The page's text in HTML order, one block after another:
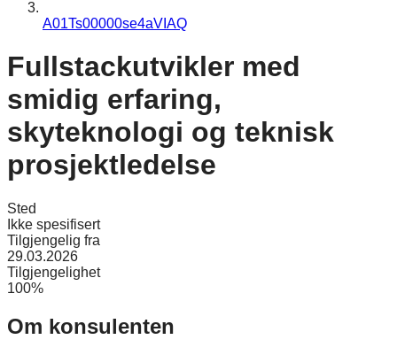
A01Ts00000se4aVIAQ
Fullstackutvikler med
smidig erfaring,
skyteknologi og teknisk
prosjektledelse
Sted
Ikke spesifisert
Tilgjengelig fra
29.03.2026
Tilgjengelighet
100%
Om konsulenten